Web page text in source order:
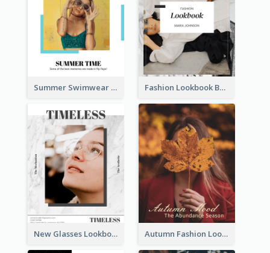
Summer Swimwear Lookbook Fashion Lookbook Business Portfolio
New Glasses Lookbook Autumn Fashion Lookbook